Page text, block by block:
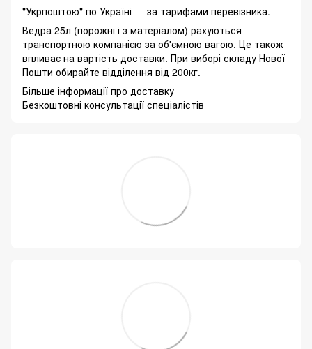
"Укрпоштою" по Україні — за тарифами перевізника.
Ведра 25л (порожні і з матеріалом) рахуються
транспортною компанією за об'ємною вагою. Це також
впливає на вартість доставки. При виборі складу Нової
Пошти обирайте відділення від 200кг.
Більше інформації про доставку
Безкоштовні консультації спеціалістів